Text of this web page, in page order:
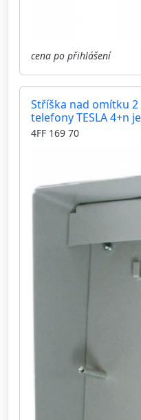
cena po přihlášení
Stříška nad omítku
telefony TESLA 4+n
4FF 169 70